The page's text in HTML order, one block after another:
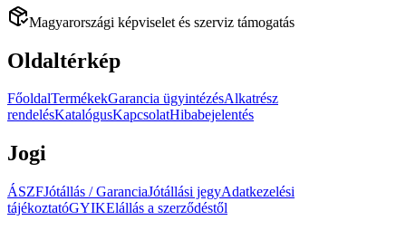
Magyarországi képviselet és szerviz támogatás
Oldaltérkép
FőoldalTermékekGarancia ügyintézésAlkatrész
rendelésKatalógusKapcsolatHibabejelentés
Jogi
ÁSZFJótállás / GaranciaJótállási jegyAdatkezelési
tájékoztatóGYIKElállás a szerződéstől